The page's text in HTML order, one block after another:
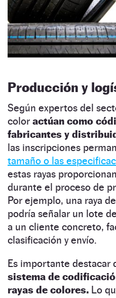
Producción y
Según expertos del
color actúan como
fabricantes y
las inscripciones
tamaño o las
estas rayas
durante el proceso de
Por ejemplo, una raya
podría señalar un lote
a un cliente concreto,
clasificación y envío.
Es importante destacar
sistema de
rayas de colores. Lo